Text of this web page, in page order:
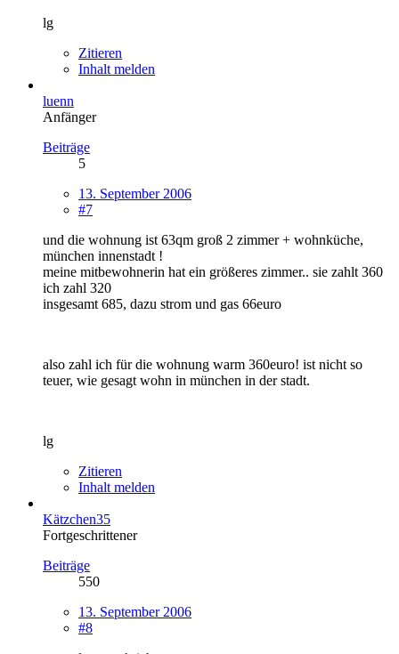
lg
Zitieren
Inhalt melden
luenn
Anfänger
Beiträge
5
13. September 2006
#7
und die wohnung ist 63qm groß 2 zimmer + wohnküche,
münchen innenstadt !
meine mitbewohnerin hat ein größeres zimmer.. sie zahlt 360
ich zahl 320
insgesamt 685, dazu strom und gas 66euro
also zahl ich für die wohnung warm 360euro! ist nicht so
teuer, wie gesagt wohn in münchen in der stadt.
lg
Zitieren
Inhalt melden
Kätzchen35
Fortgeschrittener
Beiträge
550
13. September 2006
#8